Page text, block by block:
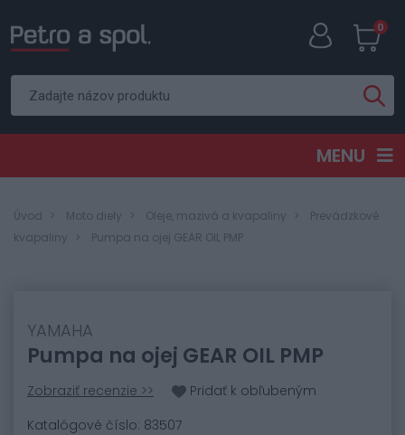
0
MENU
Úvod Moto diely Oleje, mazivá a kvapaliny
Prevádzkové
kvapaliny
Pumpa na ojej GEAR OIL PMP
YAMAHA
Pumpa na ojej GEAR OIL PMP
Zobraziť recenzie >>
Pridať k obľubeným
Katalógové číslo: 83507